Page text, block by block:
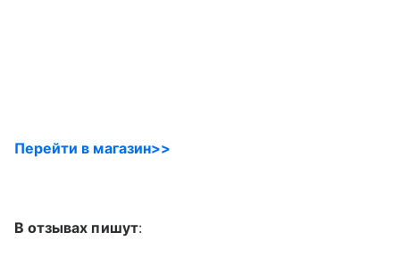
Перейти в магазин>>
В отзывах пишут: